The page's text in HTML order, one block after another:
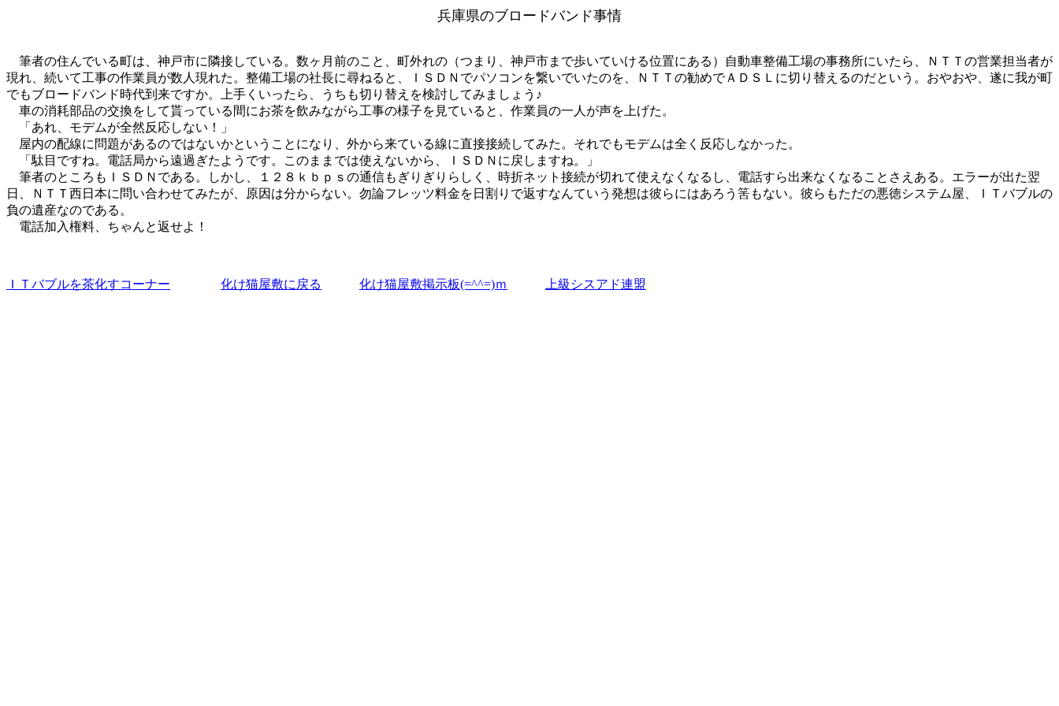
兵庫県のブロードバンド事情
筆者の住んでいる町は、神戸市に隣接している。数ヶ月前のこと、町外れの（つまり、神戸市まで歩いていける位置にある）自動車整備工場の事務所にいたら、ＮＴＴの営業担当者が
現れ、続いて工事の作業員が数人現れた。整備工場の社長に尋ねると、ＩＳＤＮでパソコンを繋いでいたのを、ＮＴＴの勧めでＡＤＳＬに切り替えるのだという。おやおや、遂に我が町
でもブロードバンド時代到来ですか。上手くいったら、うちも切り替えを検討してみましょう♪
車の消耗部品の交換をして貰っている間にお茶を飲みながら工事の様子を見ていると、作業員の一人が声を上げた。
「あれ、モデムが全然反応しない！」
屋内の配線に問題があるのではないかということになり、外から来ている線に直接接続してみた。それでもモデムは全く反応しなかった。
「駄目ですね。電話局から遠過ぎたようです。このままでは使えないから、ＩＳＤＮに戻しますね。」
筆者のところもＩＳＤＮである。しかし、１２８ｋｂｐｓの通信もぎりぎりらしく、時折ネット接続が切れて使えなくなるし、電話すら出来なくなることさえある。エラーが出た翌
日、ＮＴＴ西日本に問い合わせてみたが、原因は分からない。勿論フレッツ料金を日割りで返すなんていう発想は彼らにはあろう筈もない。彼らもただの悪徳システム屋、ＩＴバブルの
負の遺産なのである。
電話加入権料、ちゃんと返せよ！
ＩＴバブルを茶化すコーナー 化け猫屋敷に戻る 化け猫屋敷掲示板(=^^=)ｍ 上級シスアド連盟